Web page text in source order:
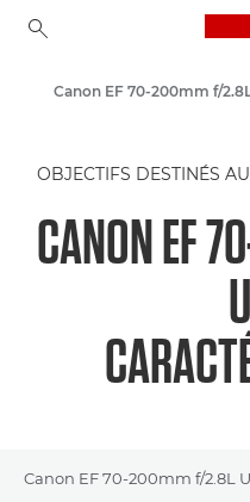
OBJECTIFS DESTINÉS
CANON EF
Canon EF 70-200mm f/2.8L